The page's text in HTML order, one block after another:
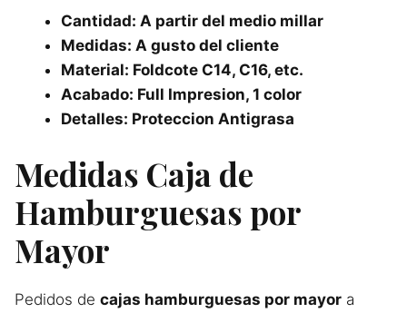
Cantidad: A partir del medio millar
Medidas: A gusto del cliente
Material: Foldcote C14, C16, etc.
Acabado: Full Impresion, 1 color
Detalles: Proteccion Antigrasa
Medidas Caja de
Hamburguesas por
Mayor
Pedidos de cajas hamburguesas por mayor a